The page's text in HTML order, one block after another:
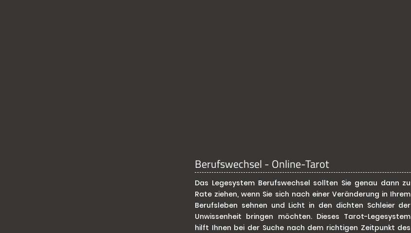
Berufswechsel - Online-Tarot
Das Legesystem Berufswechsel sollten Sie genau dann zu
Rate ziehen, wenn Sie sich nach einer Veränderung in Ihrem
Berufsleben sehnen und Licht in den dichten Schleier der
Unwissenheit bringen möchten. Dieses Tarot-Legesystem
hilft Ihnen bei der Suche nach dem richtigen Zeitpunkt des